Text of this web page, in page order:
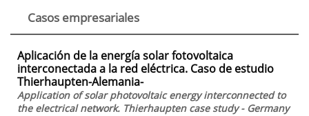
Casos empresariales
Aplicación de la energía solar fotovoltaica
interconectada a la red eléctrica. Caso de estudio
Thierhaupten-Alemania-
Application of solar photovoltaic energy interconnected to
the electrical network. Thierhaupten case study - Germany